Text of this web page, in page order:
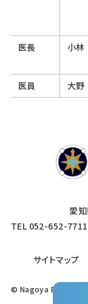
医長
小
医員
大
愛
TEL 052-652-7711
サイトマップ
© Nagoya Ekisaikai